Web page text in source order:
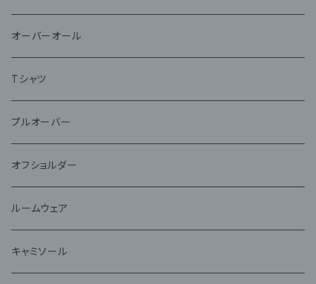
オーバーオール
Tシャツ
プルオーバー
オフショルダー
ルームウェア
キャミソール